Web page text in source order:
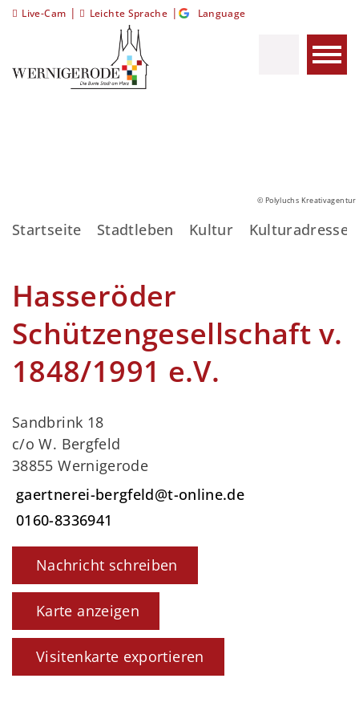
Live-Cam | Leichte Sprache | Language
© Polyluchs Kreativagentur
Startseite Stadtleben Kultur Kulturadressen
Hasseröder
Schützengesellschaft v.
1848/1991 e.V.
Sandbrink 18
c/o W. Bergfeld
38855 Wernigerode
gaertnerei-bergfeld@t-online.de
0160-8336941
Nachricht schreiben
Karte anzeigen
Visitenkarte exportieren